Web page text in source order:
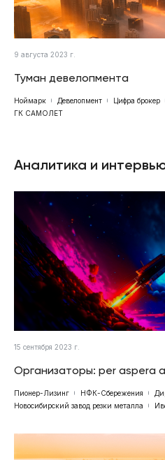
9 августа 2023 г.
Туман девелопмента
Ноймарк Девелопмент Цифра брокер
ГК САМОЛЕТ
Аналитика и
15 сентября 2023 г.
Организаторы: per aspera
Пионер-Лизинг НФК-Сбережения
Новосибирский завод резки металла